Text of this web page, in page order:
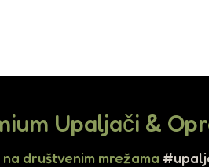
Upaljači &
društvenim mrežama